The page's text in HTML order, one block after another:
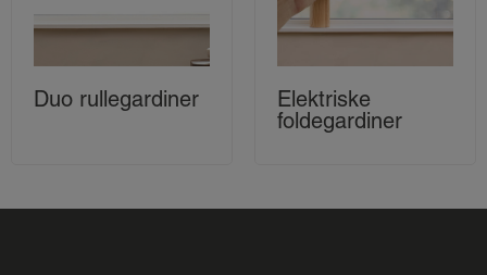
Duo rullegardiner
Elektriske
foldegardiner